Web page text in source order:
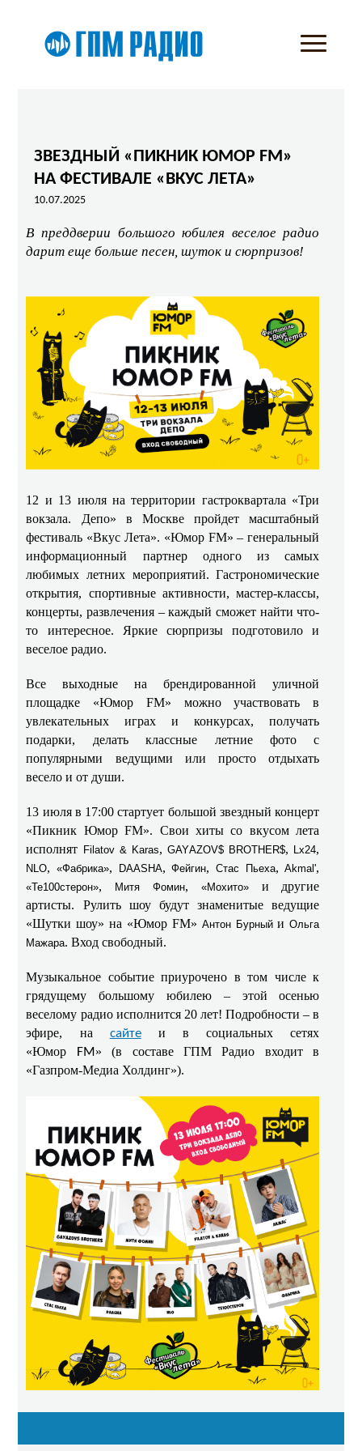
ЗВЕЗДНЫЙ «ПИКНИК ЮМОР FM»
НА ФЕСТИВАЛЕ «ВКУС ЛЕТА»
10.07.2025
В преддверии большого юбилея веселое радио
дарит еще больше песен, шуток и сюрпризов!
12 и 13 июля на территории гастроквартала «Три
вокзала. Депо» в Москве пройдет масштабный
фестиваль «Вкус Лета». «Юмор FM» – генеральный
информационный партнер одного из самых
любимых летних мероприятий. Гастрономические
открытия, спортивные активности, мастер-классы,
концерты, развлечения – каждый сможет найти что-
то интересное. Яркие сюрпризы подготовило и
веселое радио.
Все выходные на брендированной уличной
площадке «Юмор FM» можно участвовать в
увлекательных играх и конкурсах, получать
подарки, делать классные летние фото с
популярными ведущими или просто отдыхать
весело и от души.
13 июля в 17:00 стартует большой звездный концерт
«Пикник Юмор FM». Свои хиты со вкусом лета
исполнят Filatov & Karas,GAYАZOV$ BROTHER$, Lx24,
NLO,«Фабрика», DAASHA,Фейгин,Стас Пьеха,Akmal',
«Те100стерон», Митя Фомин, «Мохито»и другие
артисты. Рулить шоу будут знаменитые ведущие
«Шутки шоу» на «Юмор FM» Антон БурныйиОльга
Мажара. Вход свободный.
Музыкальное событие приурочено в том числе к
грядущему большому юбилею – этой осенью
веселому радио исполнится 20 лет! Подробности – в
эфире, на
сайтеи в социальных сетях
«Юмор
FM»
(в составе ГПМ Радио входит в
«Газпром-Медиа Холдинг»).